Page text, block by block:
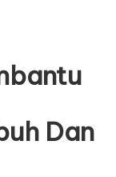
Dan